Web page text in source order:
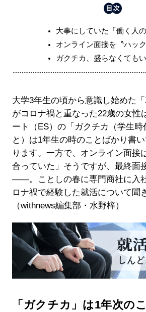
大事にしていた「働く人の
オンライン面接を〝ハック
ガクチカ、盛らなくても
大学3年生の頃から意識し始めた
がコロナ禍と重なった22歳の女性
ート（ES）の「ガクチカ（学生時
と）は1年生の時のことばかり書
ります。一方で、オンライン面接
合っていた」そうですが、最終面
――。ことしの春に専門商社に入
ロナ禍で経験した就活について聞
（withnews編集部・水野梓）
「ガクチカ」は1年次の